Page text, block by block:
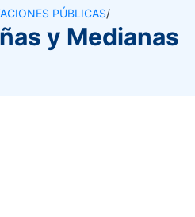
PÚBLICAS/
y Medianas